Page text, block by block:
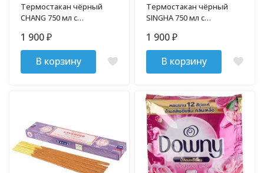
Термостакан чёрный
CHANG 750 мл с
трубочкой
1 900₽
В корзину
Термостакан чёрный
SINGHA 750 мл с
трубочкой
1 900₽
В корзину